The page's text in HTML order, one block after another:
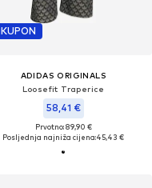
KUPON
ADIDAS ORIGINALS
Loosefit Traperice
58,41 €
Prvotno: 89,90 €
Posljednja najniža cijena:45,43 €